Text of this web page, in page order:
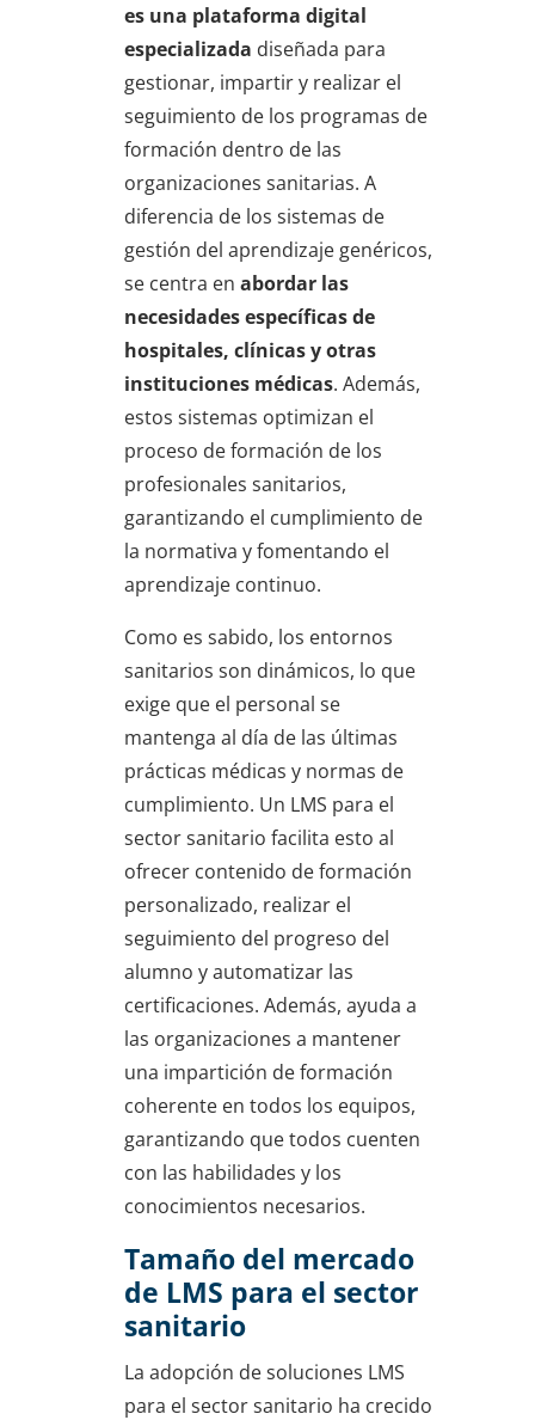
es una plataforma digital
especializada diseñada para
gestionar, impartir y realizar el
seguimiento de los programas de
formación dentro de las
organizaciones sanitarias. A
diferencia de los sistemas de
gestión del aprendizaje genéricos,
se centra en abordar las
necesidades específicas de
hospitales, clínicas y otras
instituciones médicas. Además,
estos sistemas optimizan el
proceso de formación de los
profesionales sanitarios,
garantizando el cumplimiento de
la normativa y fomentando el
aprendizaje continuo.
Como es sabido, los entornos
sanitarios son dinámicos, lo que
exige que el personal se
mantenga al día de las últimas
prácticas médicas y normas de
cumplimiento. Un LMS para el
sector sanitario facilita esto al
ofrecer contenido de formación
personalizado, realizar el
seguimiento del progreso del
alumno y automatizar las
certificaciones. Además, ayuda a
las organizaciones a mantener
una impartición de formación
coherente en todos los equipos,
garantizando que todos cuenten
con las habilidades y los
conocimientos necesarios.
Tamaño del mercado
de LMS para el sector
sanitario
La adopción de soluciones LMS
para el sector sanitario ha crecido